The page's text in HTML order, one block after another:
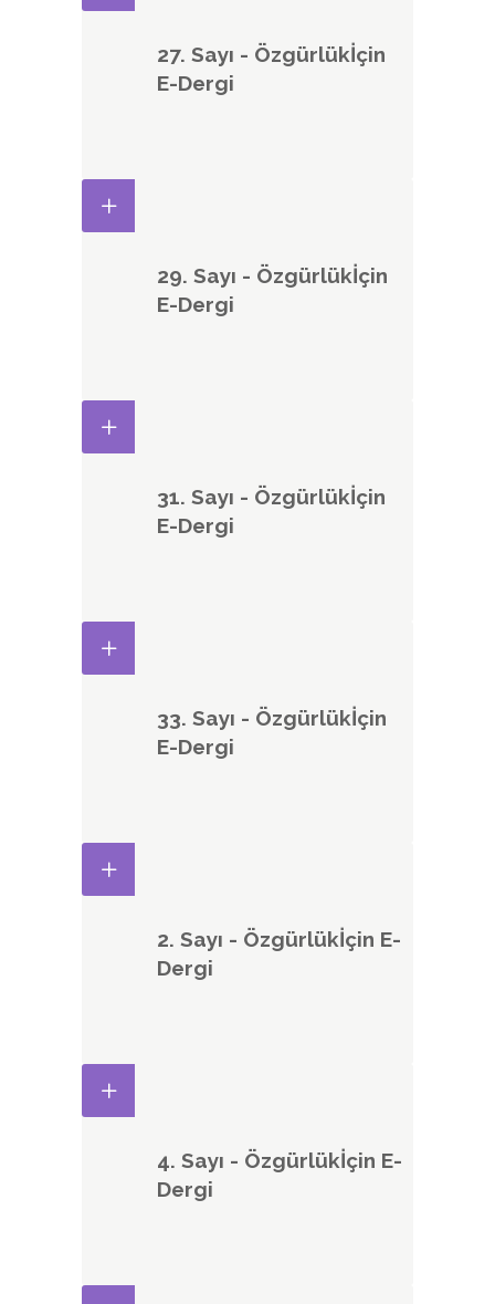
27. Sayı - Özgürlükİçin
E-Dergi
29. Sayı - Özgürlükİçin
E-Dergi
31. Sayı - Özgürlükİçin
E-Dergi
33. Sayı - Özgürlükİçin
E-Dergi
2. Sayı - Özgürlükİçin E-
Dergi
4. Sayı - Özgürlükİçin E-
Dergi